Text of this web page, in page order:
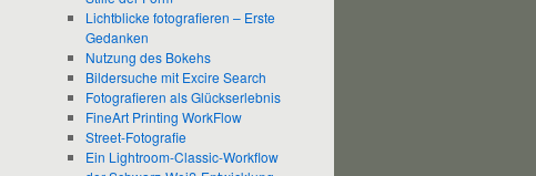
Lichtblicke fotografieren – Erste
Gedanken
Nutzung des Bokehs
Bildersuche mit Excire Search
Fotografieren als Glückserlebnis
FineArt Printing WorkFlow
Street-Fotografie
Ein Lightroom-Classic-Workflow